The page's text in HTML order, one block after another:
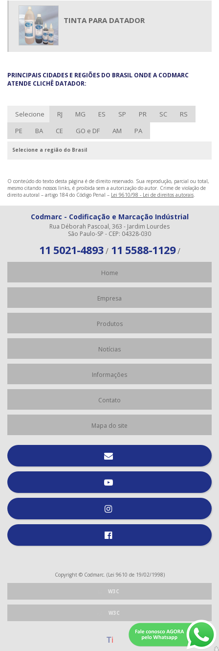
TINTA PARA DATADOR
PRINCIPAIS CIDADES E REGIÕES DO BRASIL ONDE A CODMARC
ATENDE CLICHÊ DATADOR:
Selecione RJ MG ES SP PR SC
RS
PE
BA CE GO e DF AM PA
Selecione a região do Brasil
O conteúdo do texto desta página é de direito reservado. Sua reprodução, parcial ou total,
mesmo citando nossos links, é proibida sem a autorização do autor. Crime de violação de
direito autoral – artigo 184 do Código Penal – Lei 9610/98 - Lei de direitos autorais.
Codmarc - Codificação e Marcação Indústrial
Rua Déborah Pascoal, 363 - Jardim Lourdes
São Paulo-SP - CEP: 04328-030
11 5021-4893/11 5588-1129/
Home
Empresa
Produtos
Notícias
Informações
Contato
Mapa do site
Copyright © Codmarc. (Lei 9610 de 19/02/1998)
W3C
W3C
Ti webdesign